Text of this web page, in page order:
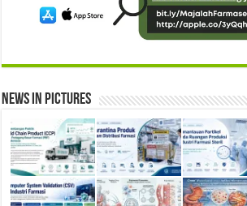
News in Pictures